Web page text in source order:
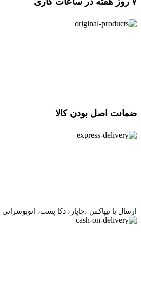
ﺿﻤﺎﻧﺖ اﺻﻞ ﺑﻮدن ﮐﺎﻟﺎ
ارسال با تیپاکس ،چاپار، دکا پست، اتوبوسرانی